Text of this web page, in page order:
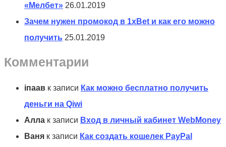
«Мелбет» 26.01.2019
Зачем нужен промокод в 1xBet и как его можно
получить 25.01.2019
Комментарии
іпаав к записи Как можно бесплатно получить
деньги на Qiwi
Алла к записи Вход в личный кабинет WebMoney
Ваня к записи Как создать кошелек PayPal